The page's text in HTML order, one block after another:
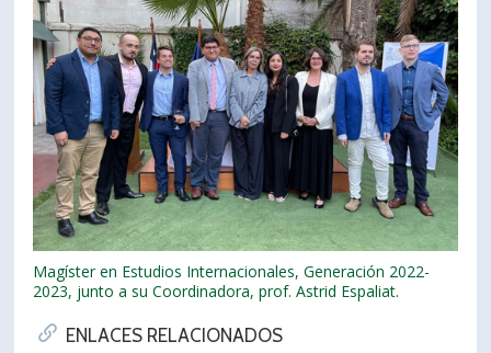
Magíster en Estudios Internacionales, Generación 2022-
2023, junto a su Coordinadora, prof. Astrid Espaliat.
ENLACES RELACIONADOS